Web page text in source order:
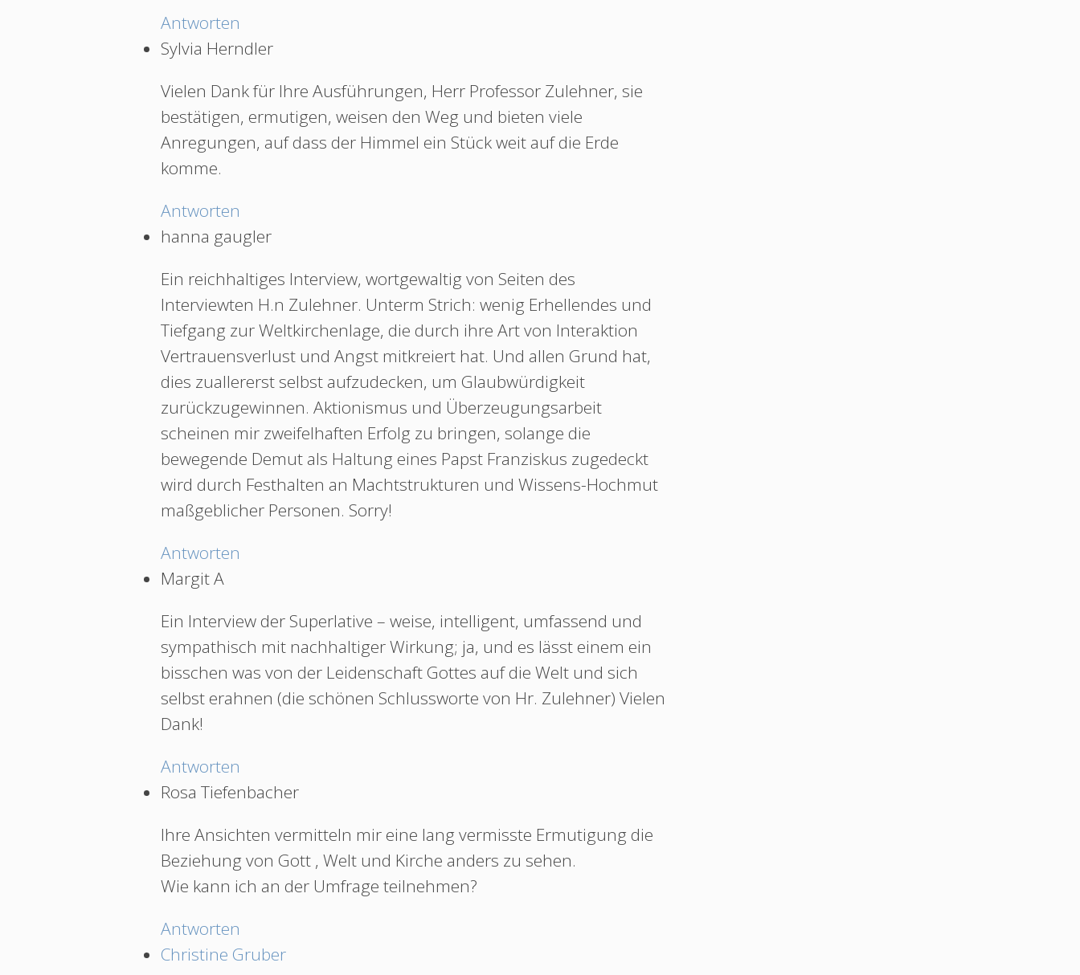
Antworten
Sylvia Herndler
Vielen Dank für Ihre Ausführungen, Herr Professor Zulehner, sie
bestätigen, ermutigen, weisen den Weg und bieten viele
Anregungen, auf dass der Himmel ein Stück weit auf die Erde
komme.
Antworten
hanna gaugler
Ein reichhaltiges Interview, wortgewaltig von Seiten des
Interviewten H.n Zulehner. Unterm Strich: wenig Erhellendes und
Tiefgang zur Weltkirchenlage, die durch ihre Art von Interaktion
Vertrauensverlust und Angst mitkreiert hat. Und allen Grund hat,
dies zuallererst selbst aufzudecken, um Glaubwürdigkeit
zurückzugewinnen. Aktionismus und Überzeugungsarbeit
scheinen mir zweifelhaften Erfolg zu bringen, solange die
bewegende Demut als Haltung eines Papst Franziskus zugedeckt
wird durch Festhalten an Machtstrukturen und Wissens-Hochmut
maßgeblicher Personen. Sorry!
Antworten
Margit A
Ein Interview der Superlative – weise, intelligent, umfassend und
sympathisch mit nachhaltiger Wirkung; ja, und es lässt einem ein
bisschen was von der Leidenschaft Gottes auf die Welt und sich
selbst erahnen (die schönen Schlussworte von Hr. Zulehner) Vielen
Dank!
Antworten
Rosa Tiefenbacher
Ihre Ansichten vermitteln mir eine lang vermisste Ermutigung die
Beziehung von Gott , Welt und Kirche anders zu sehen.
Wie kann ich an der Umfrage teilnehmen?
Antworten
Christine Gruber